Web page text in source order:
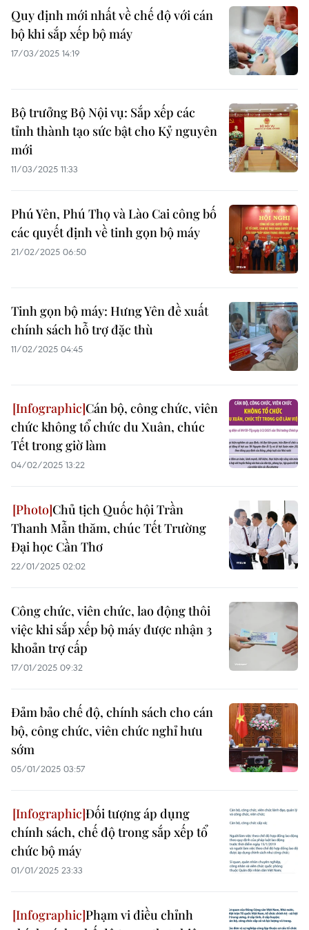
Quy định mới nhất về chế độ với cán
bộ khi sắp xếp bộ máy
17/03/2025 14:19
Bộ trưởng Bộ Nội vụ: Sắp xếp các
tỉnh thành tạo sức bật cho Kỷ nguyên
mới
11/03/2025 11:33
Phú Yên, Phú Thọ và Lào Cai công bố
các quyết định về tinh gọn bộ máy
21/02/2025 06:50
Tinh gọn bộ máy: Hưng Yên đề xuất
chính sách hỗ trợ đặc thù
11/02/2025 04:45
Cán bộ, công chức, viên
chức không tổ chức du Xuân, chúc
Tết trong giờ làm
04/02/2025 13:22
Chủ tịch Quốc hội Trần
Thanh Mẫn thăm, chúc Tết Trường
Đại học Cần Thơ
22/01/2025 02:02
Công chức, viên chức, lao động thôi
việc khi sắp xếp bộ máy được nhận 3
khoản trợ cấp
17/01/2025 09:32
Đảm bảo chế độ, chính sách cho cán
bộ, công chức, viên chức nghỉ hưu
sớm
05/01/2025 03:57
Đối tượng áp dụng
chính sách, chế độ trong sắp xếp tổ
chức bộ máy
01/01/2025 23:33
Phạm vi điều chỉnh